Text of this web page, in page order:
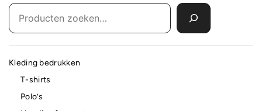
Kleding bedrukken
T-shirts
Polo’s